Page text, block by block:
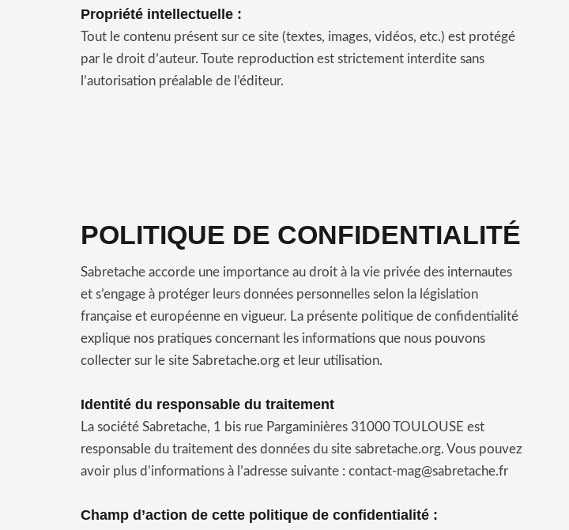
Propriété intellectuelle :
Tout le contenu présent sur ce site (textes, images, vidéos, etc.) est protégé
par le droit d’auteur. Toute reproduction est strictement interdite sans
l’autorisation préalable de l’éditeur.
POLITIQUE DE CONFIDENTIALITÉ
Sabretache accorde une importance au droit à la vie privée des internautes
et s’engage à protéger leurs données personnelles selon la législation
française et européenne en vigueur. La présente politique de confidentialité
explique nos pratiques concernant les informations que nous pouvons
collecter sur le site Sabretache.org et leur utilisation.
Identité du responsable du traitement
La société Sabretache, 1 bis rue Pargaminières 31000 TOULOUSE est
responsable du traitement des données du site sabretache.org. Vous pouvez
avoir plus d’informations à l’adresse suivante : contact-mag@sabretache.fr
Champ d’action de cette politique de confidentialité :